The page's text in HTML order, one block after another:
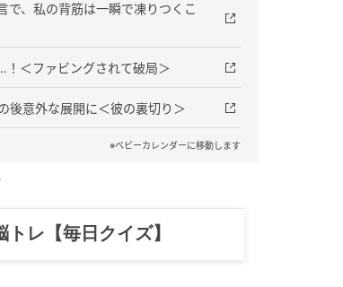
、私の背筋は一瞬で凍りつくこ
！＜ファビングされて破局＞
後意外な展開に＜彼の裏切り＞
※ベビーカレンダーに移動します
めます。